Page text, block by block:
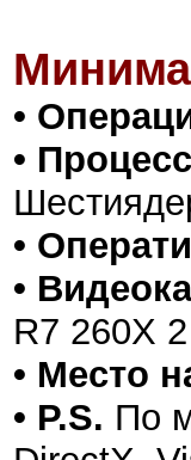
•
•
•
•
R7 260X
• Место
• P.S. По